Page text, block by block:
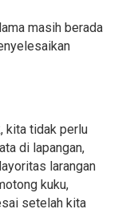
masih berada
kita tidak perlu
di lapangan,
larangan
kuku,
setelah kita